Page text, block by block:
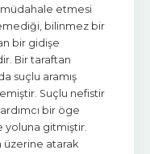
müdahale etmesi
bilinmez bir
bir gidişe
Bir taraftan
suçlu aramış
Suçlu nefistir
bir öge
gitmiştir.
üzerine atarak